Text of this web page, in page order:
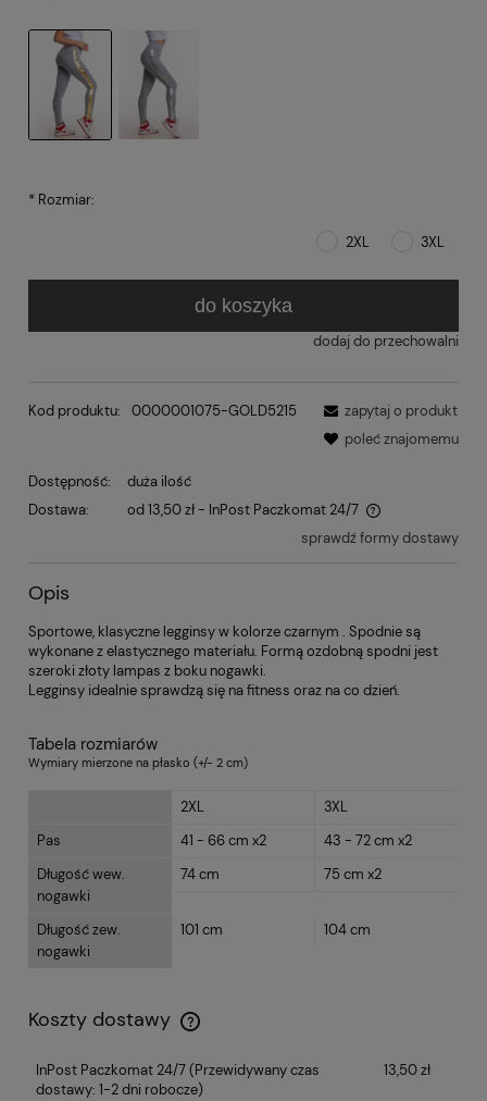
* Rozmiar:
2XL 3XL
do koszyka
dodaj do przechowalni
Kod produktu: 0000001075-GOLD5215
zapytaj o produkt
poleć znajomemu
Dostępność:
duża ilość
Dostawa:
od 13,50 zł - InPost Paczkomat 24/7
sprawdź formy dostawy
Opis
Sportowe, klasyczne legginsy w kolorze czarnym . Spodnie są
wykonane z elastycznego materiału. Formą ozdobną spodni jest
szeroki złoty lampas z boku nogawki.
Legginsy idealnie sprawdzą się na fitness oraz na co dzień.
Tabela rozmiarów
Wymiary mierzone na płasko (+/- 2 cm)
2XL
3XL
Pas
41 - 66 cm x2
43 - 72 cm x2
Długość wew.
nogawki
74 cm 75 cm x2
Długość zew.
nogawki
101 cm 104 cm
Koszty dostawy
InPost Paczkomat 24/7(Przewidywany czas
dostawy: 1-2 dni robocze)
13,50 zł